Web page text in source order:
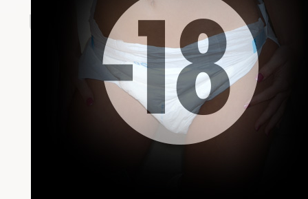
Un compte est
Nom d'utilisateur
Mot de passe